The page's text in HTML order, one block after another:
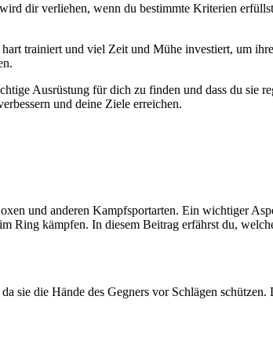
dir verliehen, wenn du bestimmte Kriterien
trainiert und viel Zeit und Mühe investiert, um
Ausrüstung für dich zu finden und dass du sie
und deine Ziele erreichen.
und anderen Kampfsportarten. Ein wichtiger
Ring kämpfen. In diesem Beitrag erfährst du,
die Hände des Gegners vor Schlägen schützen.